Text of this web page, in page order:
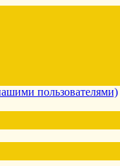
пользователями)